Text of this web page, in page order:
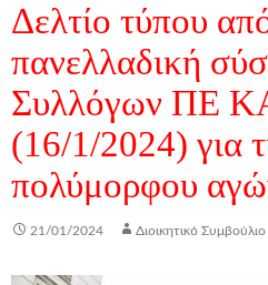
Δελτίο τύπου
πανελλαδική
Συλλόγων ΠΕ
(16/1/2024) για
πολύμορφου
21/01/2024 Διοικητικό Συμβούλιο